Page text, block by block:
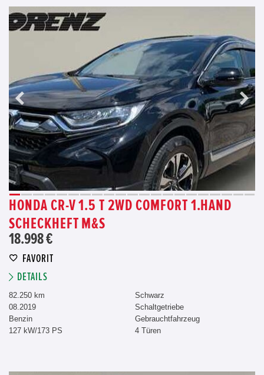
HONDA CR-V 1.5 T 2WD COMFORT 1.HAND
SCHECKHEFT M&S
18.998 €
FAVORIT
DETAILS
82.250 km
08.2019
Benzin
127 kW/173 PS
Schwarz
Schaltgetriebe
Gebrauchtfahrzeug
4 Türen